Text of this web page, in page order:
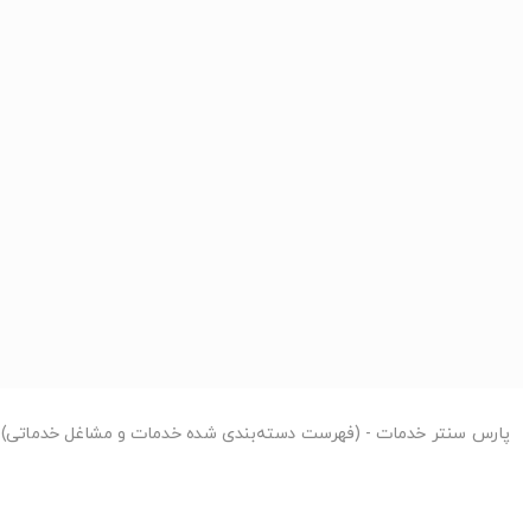
پارس سنتر خدمات - (فهرست دسته‌بندی شده خدمات و مشاغل خدماتی)